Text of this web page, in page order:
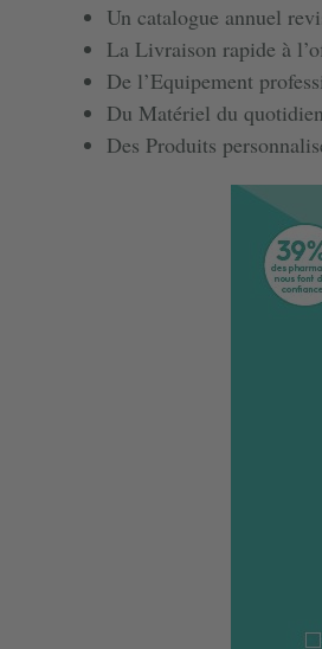
Un catalogue annuel
La Livraison rapide à
De l’Equipement
Du Matériel du quotidien
Des Produits